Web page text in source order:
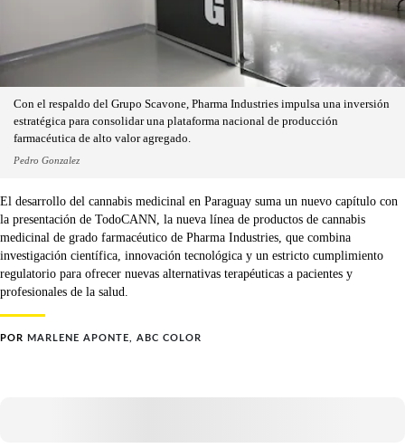
Con el respaldo del Grupo Scavone, Pharma Industries impulsa una inversión
estratégica para consolidar una plataforma nacional de producción
farmacéutica de alto valor agregado.
Pedro Gonzalez
El desarrollo del cannabis medicinal en Paraguay suma un nuevo capítulo con
la presentación de TodoCANN, la nueva línea de productos de cannabis
medicinal de grado farmacéutico de Pharma Industries, que combina
investigación científica, innovación tecnológica y un estricto cumplimiento
regulatorio para ofrecer nuevas alternativas terapéuticas a pacientes y
profesionales de la salud.
POR MARLENE APONTE, ABC COLOR